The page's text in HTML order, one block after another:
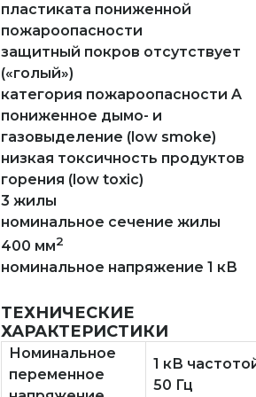
пластиката пониженной
пожароопасности
защитный покров отсутствует
(«голый»)
категория пожароопасности A
пониженное дымо- и
газовыделение (low smoke)
низкая токсичность продуктов
горения (low toxic)
3 жилы
номинальное сечение жилы
400 мм2
номинальное напряжение 1 кВ
ТЕХНИЧЕСКИЕ
ХАРАКТЕРИСТИКИ
Номинальное
переменное
1 кВ
50 Гц